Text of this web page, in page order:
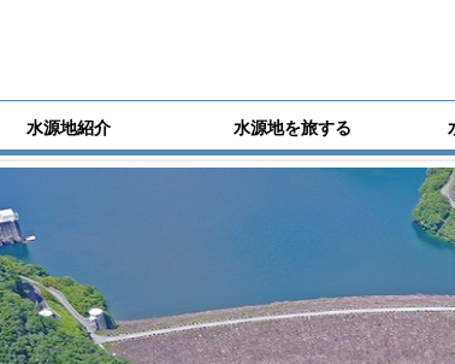
水源地紹介 水源地を旅する